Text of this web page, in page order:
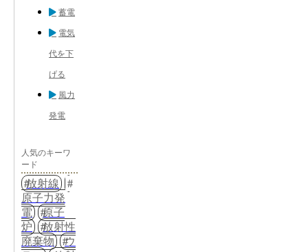
蓄電
電気
代を下
げる
風力
発電
人気のキーワ
ード
放射線
原子力発
電
原子
炉
放射性
廃棄物
ウ